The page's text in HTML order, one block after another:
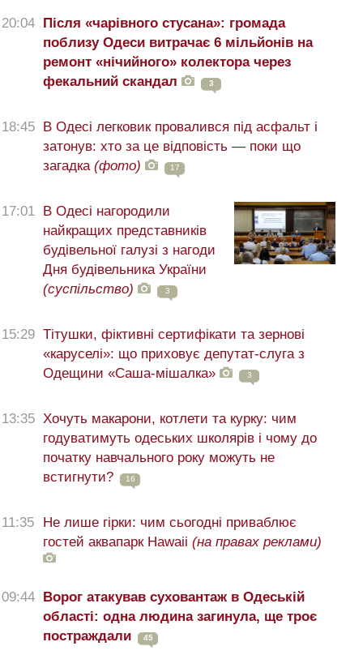
20:04 Після «чарівного стусана»: громада
поблизу Одеси витрачає 6 мільйонів на
ремонт «нічийного» колектора через
фекальний скандал
3
18:45 В Одесі легковик провалився під асфальт і
затонув: хто за це відповість — поки що
загадка (фото) 17
17:01
В Одесі нагородили
найкращих представників
будівельної галузі з нагоди
Дня будівельника України
(суспільство)
3
15:29 Тітушки, фіктивні сертифікати та зернові
«каруселі»: що приховує депутат-слуга з
Одещини «Саша-мішалка»
3
13:35 Хочуть макарони, котлети та курку: чим
годуватимуть одеських школярів і чому до
початку навчального року можуть не
встигнути?
16
11:35
Не лише гірки: чим сьогодні приваблює
гостей аквапарк Hawaii (на правах реклами)
09:44 Ворог атакував суховантаж в Одеській
області: одна людина загинула, ще троє
постраждали
45